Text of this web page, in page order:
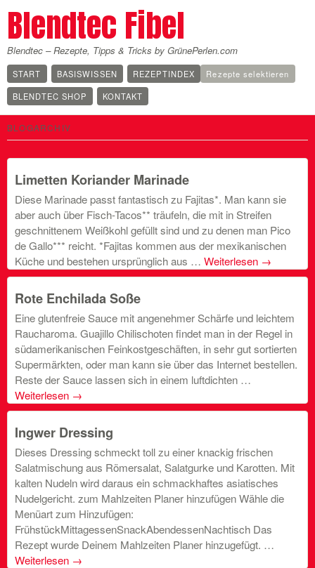
Blendtec Fibel
Blendtec – Rezepte, Tipps & Tricks by GrünePerlen.com
START BASISWISSEN REZEPTINDEX
Rezepte selektieren
BLENDTEC SHOP
KONTAKT
BLOGARCHIV
Limetten Koriander Marinade
Diese Marinade passt fantastisch zu Fajitas*. Man kann sie
aber auch über Fisch-Tacos** träufeln, die mit in Streifen
geschnittenem Weißkohl gefüllt sind und zu denen man Pico
de Gallo*** reicht. *Fajitas kommen aus der mexikanischen
Küche und bestehen ursprünglich aus … Weiterlesen →
Rote Enchilada Soße
Eine glutenfreie Sauce mit angenehmer Schärfe und leichtem
Raucharoma. Guajillo Chilischoten findet man in der Regel in
südamerikanischen Feinkostgeschäften, in sehr gut sortierten
Supermärkten, oder man kann sie über das Internet bestellen.
Reste der Sauce lassen sich in einem luftdichten …
Weiterlesen →
Ingwer Dressing
Dieses Dressing schmeckt toll zu einer knackig frischen
Salatmischung aus Römersalat, Salatgurke und Karotten. Mit
kalten Nudeln wird daraus ein schmackhaftes asiatisches
Nudelgericht. zum Mahlzeiten Planer hinzufügen Wähle die
Menüart zum Hinzufügen:
FrühstückMittagessenSnackAbendessenNachtisch Das
Rezept wurde Deinem Mahlzeiten Planer hinzugefügt. …
Weiterlesen →